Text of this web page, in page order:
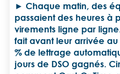
Chaque matin, des
passaient des heures à
virements ligne par
fait avant leur arrivée
% de lettrage
jours de DSO gagnés.